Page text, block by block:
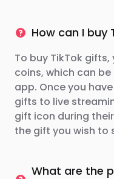
How can I buy
To buy TikTok
coins, which can
app. Once you
gifts to live
gift icon during
the gift you wish to
What are the